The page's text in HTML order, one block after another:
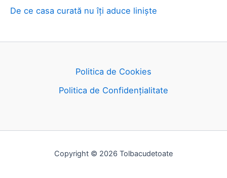
De ce casa curată nu îți aduce liniște
Politica de Cookies
Politica de Confidențialitate
Copyright © 2026 Tolbacudetoate